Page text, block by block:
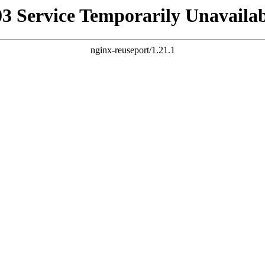
Service Temporarily
nginx-reuseport/1.21.1